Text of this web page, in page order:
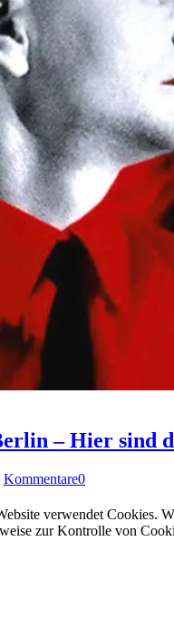
– Hier sind
Kommentare0
verwendet Cookies.
zur Kontrolle von